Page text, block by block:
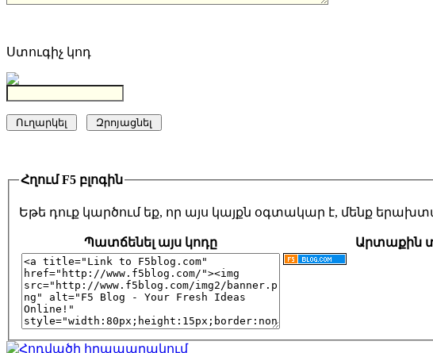
Ստուգիչ կոդ
Հղում F5 բլոգին
Եթե դուք կարծում եք, որ այս կայքն օգտակար է, մենք
Պատճենել այս կոդը Արտաքին